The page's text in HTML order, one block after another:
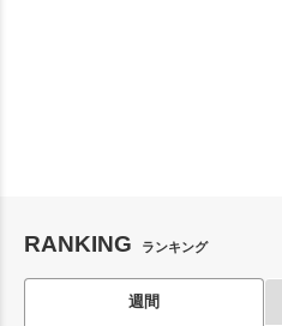
RANKING ランキング
週間